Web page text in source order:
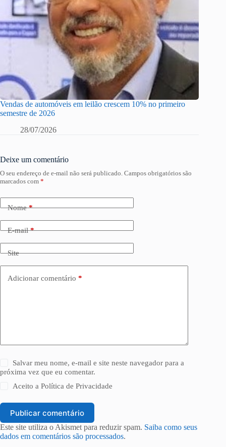
Vendas de automóveis em leilão crescem 10% no primeiro
semestre de 2026
28/07/2026
Deixe um comentário
O seu endereço de e-mail não será publicado. Campos obrigatórios são
marcados com *
Nome*
E-mail*
Site
Adicionar comentário *
Salvar meu nome, e-mail e site neste navegador para a
próxima vez que eu comentar.
Aceito aPolítica de Privacidade
Publicar comentário
Este site utiliza o Akismet para reduzir spam. Saiba como seus
dados em comentários são processados.